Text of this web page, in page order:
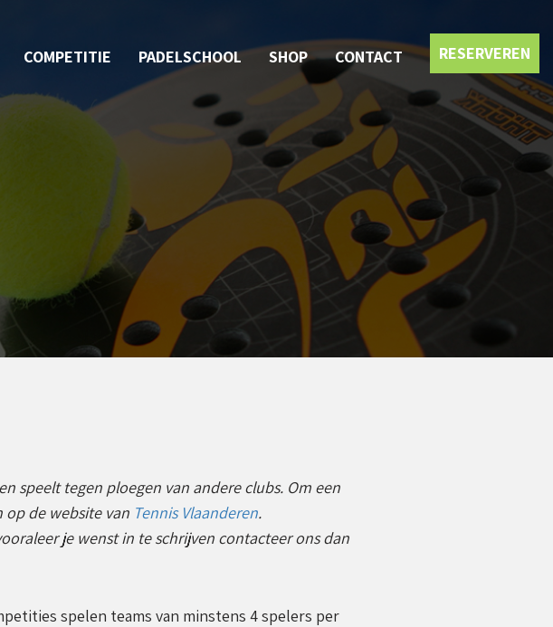
COMPETITIE PADELSCHOOL SHOP CONTACT RESERVEREN
speelt tegen ploegen van andere clubs. Om een
op de website van Tennis Vlaanderen.
je wenst in te schrijven contacteer ons dan
spelen teams van minstens 4 spelers per